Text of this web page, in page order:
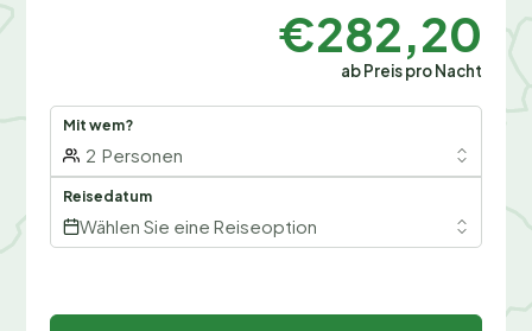
€282,20
ab Preis pro Nacht
Mit wem?
2 Personen
Reisedatum
Wählen Sie eine Reiseoption